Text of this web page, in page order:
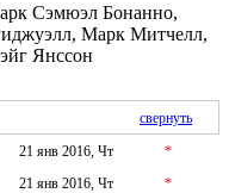
Сэмюэл Бонанно,
Марк Митчелл,
Янссон
свернуть
21 янв 2016, Чт
*
21 янв 2016, Чт
*